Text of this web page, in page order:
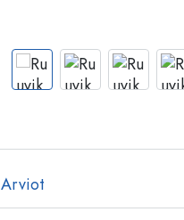
Muovipullot
Arviot